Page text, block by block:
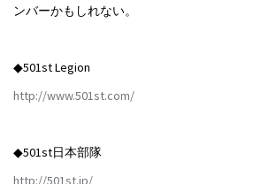
ンバーかもしれない。
◆501st Legion
http://www.501st.com/
◆501st日本部隊
http://501st.jp/